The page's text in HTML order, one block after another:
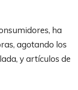
ha
agotando los
y artículos de